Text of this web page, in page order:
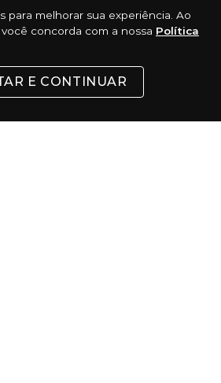
para melhorar sua experiência. Ao
concorda com a nossa Política
E CONTINUAR
REDES SOCIAIS